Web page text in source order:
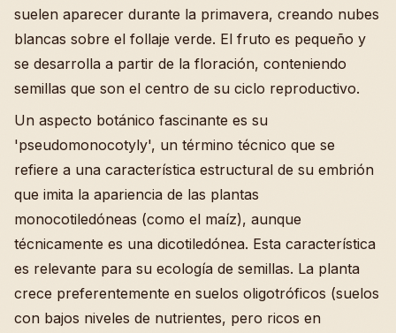
suelen aparecer durante la primavera, creando nubes
blancas sobre el follaje verde. El fruto es pequeño y
se desarrolla a partir de la floración, conteniendo
semillas que son el centro de su ciclo reproductivo.
Un aspecto botánico fascinante es su
'pseudomonocotyly', un término técnico que se
refiere a una característica estructural de su embrión
que imita la apariencia de las plantas
monocotiledóneas (como el maíz), aunque
técnicamente es una dicotiledónea. Esta característica
es relevante para su ecología de semillas. La planta
crece preferentemente en suelos oligotróficos (suelos
con bajos niveles de nutrientes, pero ricos en